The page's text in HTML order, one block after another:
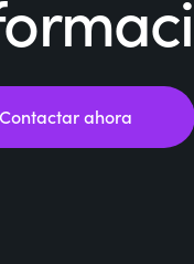
Contactar ahora